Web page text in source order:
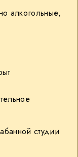
алкогольные,
студии